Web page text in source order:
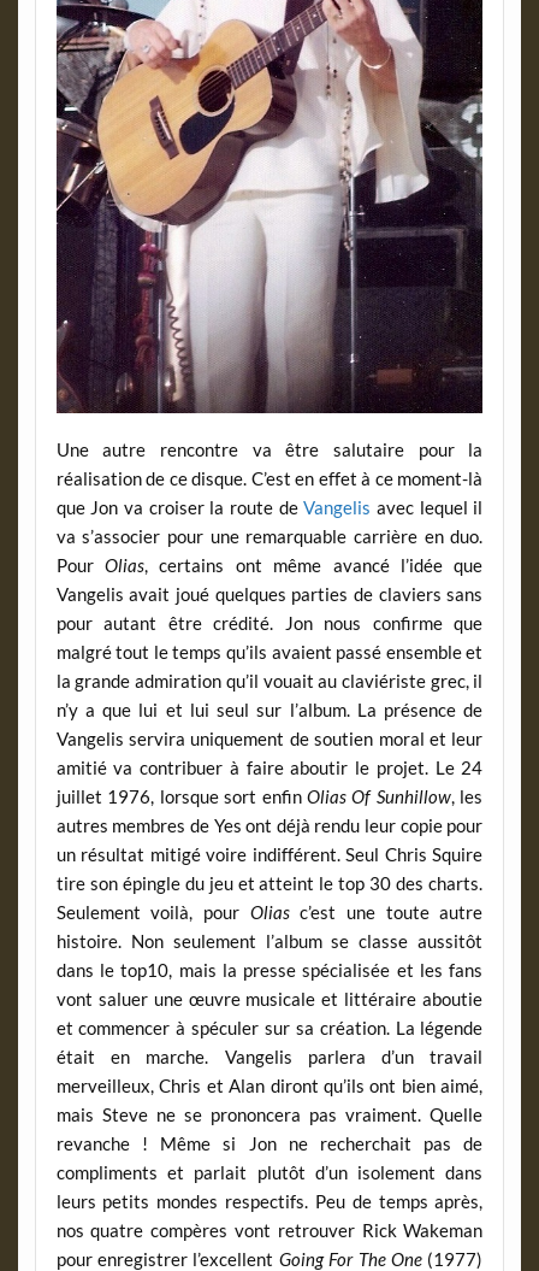
Une autre rencontre va être salutaire pour la
réalisation de ce disque. C’est en effet à ce moment-là
que Jon va croiser la route deVangelis avec lequel il
va s’associer pour une remarquable carrière en duo.
Pour Olias, certains ont même avancé l’idée que
Vangelis avait joué quelques parties de claviers sans
pour autant être crédité. Jon nous confirme que
malgré tout le temps qu’ils avaient passé ensemble et
la grande admiration qu’il vouait au claviériste grec, il
n’y a que lui et lui seul sur l’album. La présence de
Vangelis servira uniquement de soutien moral et leur
amitié va contribuer à faire aboutir le projet. Le 24
juillet 1976, lorsque sort enfin Olias Of Sunhillow, les
autres membres de Yes ont déjà rendu leur copie pour
un résultat mitigé voire indifférent. Seul Chris Squire
tire son épingle du jeu et atteint le top 30 des charts.
Seulement voilà, pour Oliasc’est une toute autre
histoire. Non seulement l’album se classe aussitôt
dans le top10, mais la presse spécialisée et les fans
vont saluer une œuvre musicale et littéraire aboutie
et commencer à spéculer sur sa création. La légende
était en marche. Vangelis parlera d’un travail
merveilleux, Chris et Alan diront qu’ils ont bien aimé,
mais Steve ne se prononcera pas vraiment. Quelle
revanche ! Même si Jon ne recherchait pas de
compliments et parlait plutôt d’un isolement dans
leurs petits mondes respectifs. Peu de temps après,
nos quatre compères vont retrouver Rick Wakeman
pour enregistrer l’excellent Going For The One (1977)